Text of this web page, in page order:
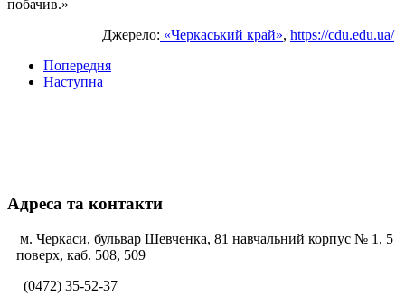
побачив.»
Джерело: «Черкаський край», https://cdu.edu.ua/
Попередня
Наступна
Адреса та контакти
м. Черкаси, бульвар Шевченка, 81 навчальний корпус № 1, 5
поверх, каб. 508, 509
(0472) 35-52-37